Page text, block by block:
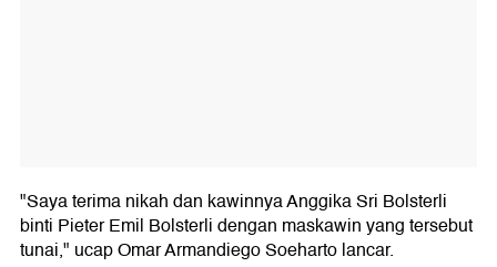
"Saya terima nikah dan kawinnya Anggika Sri Bolsterli
binti Pieter Emil Bolsterli dengan maskawin yang tersebut
tunai," ucap Omar Armandiego Soeharto lancar.